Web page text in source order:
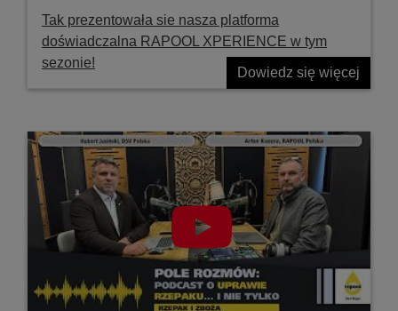
Tak prezentowała sie nasza platforma
doświadczalna RAPOOL XPERIENCE w tym
sezonie!
Dowiedz się więcej